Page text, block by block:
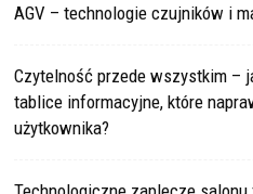
AGV – technologie czujników i
Czytelność przede wszystkim –
tablice informacyjne, które
użytkownika?